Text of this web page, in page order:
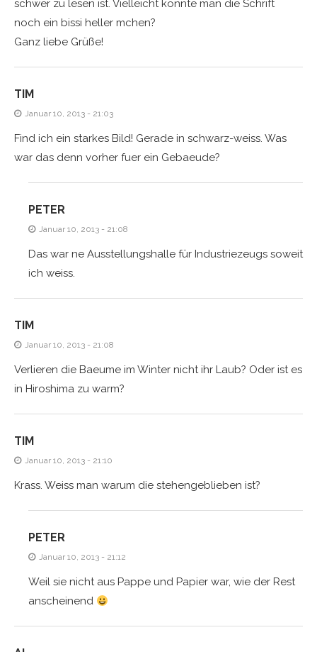
schwer zu lesen ist. Vielleicht könnte man die Schrift
noch ein bissi heller mchen?
Ganz liebe Grüße!
TIM
Januar 10, 2013 - 21:03
Find ich ein starkes Bild! Gerade in schwarz-weiss. Was
war das denn vorher fuer ein Gebaeude?
PETER
Januar 10, 2013 - 21:08
Das war ne Ausstellungshalle für Industriezeugs soweit
ich weiss.
TIM
Januar 10, 2013 - 21:08
Verlieren die Baeume im Winter nicht ihr Laub? Oder ist es
in Hiroshima zu warm?
TIM
Januar 10, 2013 - 21:10
Krass. Weiss man warum die stehengeblieben ist?
PETER
Januar 10, 2013 - 21:12
Weil sie nicht aus Pappe und Papier war, wie der Rest
anscheinend